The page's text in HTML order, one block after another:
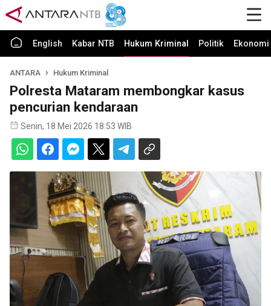
English Kabar NTB Hukum Kriminal Politik
ANTARA Hukum Kriminal
Polresta Mataram membongkar kasus
pencurian kendaraan
Senin, 18 Mei 2026 18:53 WIB